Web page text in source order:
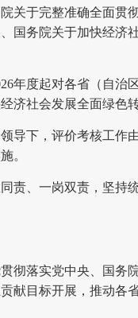
关于完整准确全面贯
国务院关于加快经济
年度起对各省（自治
济社会发展全面绿色
导下，评价考核工作
。
责、一岗双责，坚持
彻落实党中央、国务
献目标开展，推动各